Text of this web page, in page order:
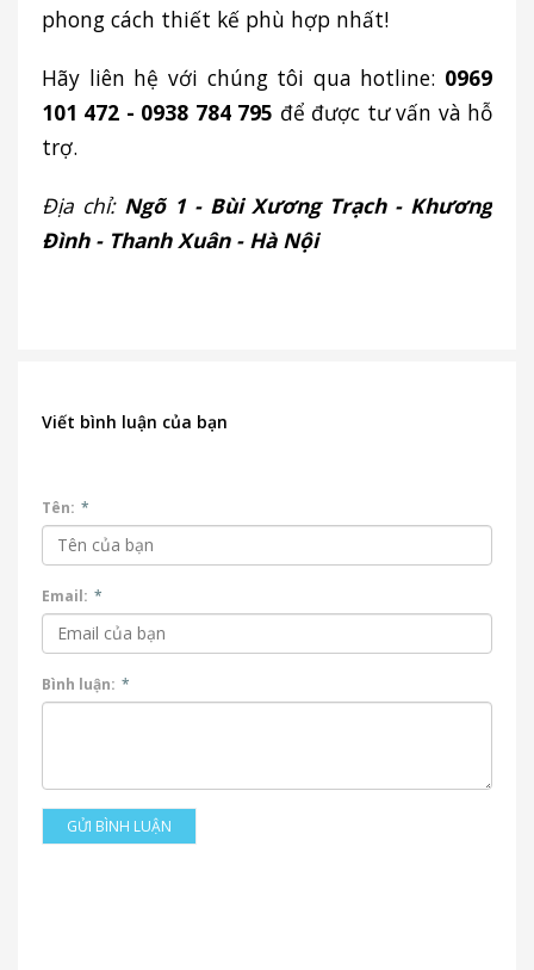
phong cách thiết kế phù hợp nhất!
Hãy liên hệ với chúng tôi qua hotline: 0969
101 472 - 0938 784 795 để được tư vấn và hỗ
trợ.
Địa chỉ: Ngõ 1 - Bùi Xương Trạch - Khương
Đình - Thanh Xuân - Hà Nội
Viết bình luận của bạn
Tên: *
Email: *
Bình luận: *
GỬI BÌNH LUẬN